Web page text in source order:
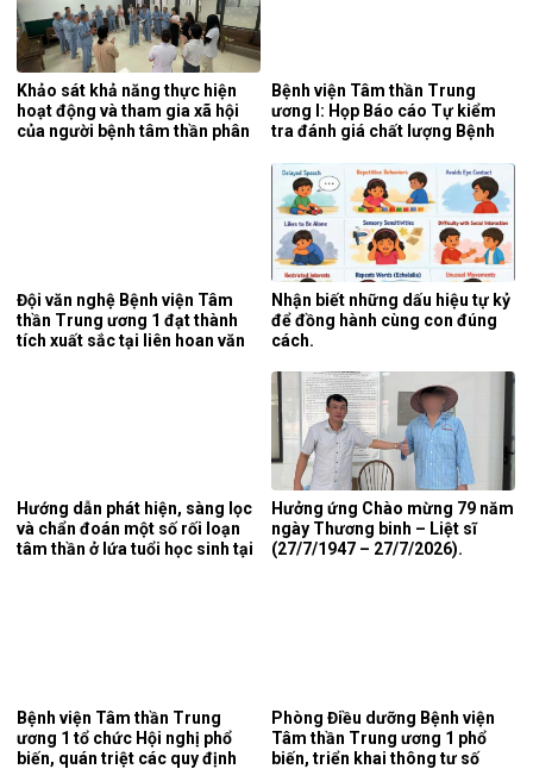
Khảo sát khả năng thực hiện
hoạt động và tham gia xã hội
của người bệnh tâm thần phân
Bệnh viện Tâm thần Trung
ương I: Họp Báo cáo Tự kiểm
tra đánh giá chất lượng Bệnh
Đội văn nghệ Bệnh viện Tâm
thần Trung ương 1 đạt thành
tích xuất sắc tại liên hoan văn
Nhận biết những dấu hiệu tự kỷ
để đồng hành cùng con đúng
cách.
Hướng dẫn phát hiện, sàng lọc
và chẩn đoán một số rối loạn
tâm thần ở lứa tuổi học sinh tại
Hưởng ứng Chào mừng 79 năm
ngày Thương binh – Liệt sĩ
(27/7/1947 – 27/7/2026).
Bệnh viện Tâm thần Trung
ương 1 tổ chức Hội nghị phổ
biến, quán triệt các quy định
Phòng Điều dưỡng Bệnh viện
Tâm thần Trung ương 1 phổ
biến, triển khai thông tư số